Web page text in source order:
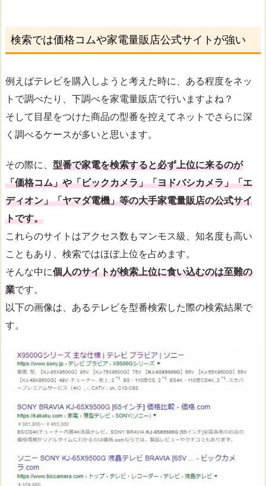
検索では価格コムや家電量販店公式サイトが強い
例えばテレビを購入しようと考えた時に、ある程度をネッ
トで調べたり、下調べを家電量販店で行いますよね？
そして目星をつけた商品の型番を控えてネットでさらに深
く調べるケースが多いと思います。
その際に、 型番で家電を検索すると必ず上位に来るのが
「価格コム」や「ビックカメラ」「ヨドバシカメラ」「エ
ディオン」「ヤマダ電機」等の大手家電量販店の公式サイ
トです。
これらのサイトはアクセス数もマンモス級、知名度も高い
こともあり、検索ではほぼ上位を占めます。
そんな中に個人のサイトが検索上位に食い込むのは至難の
業です。
以下の画像は、あるテレビを型番検索した際の検索結果で
す。